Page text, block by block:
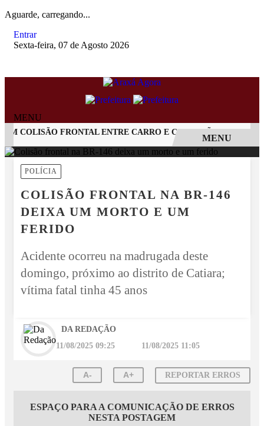
Aguarde, carregando...
Entrar
Sexta-feira, 07 de Agosto 2026
MENU
COLISÃO FRONTAL ENTRE CARRO E CAMINHÃO NA BR-262
MENU
POLÍCIA
COLISÃO FRONTAL NA BR-146
DEIXA UM MORTO E UM
FERIDO
Acidente ocorreu na madrugada deste
domingo, próximo ao distrito de Catiara;
vítima fatal tinha 45 anos
DA REDAÇÃO
11/08/2025 09:25 11/08/2025 11:05
A- A+ REPORTAR ERROS
ESPAÇO PARA A COMUNICAÇÃO DE ERROS
NESTA POSTAGEM